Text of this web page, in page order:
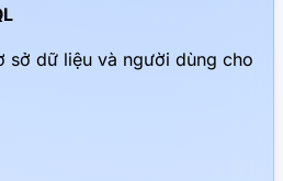
sở dữ liệu và người dùng cho